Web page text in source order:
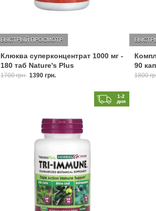
Клюква суперконцентрат 1000 мг -
180 таб Nature's Plus
БЫСТРЫЙ ПРОСМОТР
1700 грн. 1390 грн.
90
1800
1-2
дня